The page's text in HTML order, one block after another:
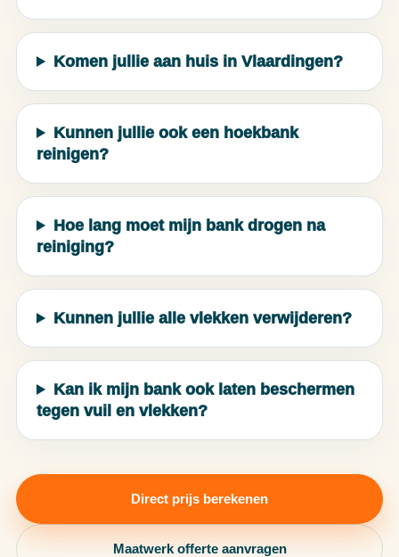
Komen jullie aan huis in Vlaardingen?
Kunnen jullie ook een hoekbank
reinigen?
Hoe lang moet mijn bank drogen na
reiniging?
Kunnen jullie alle vlekken verwijderen?
Kan ik mijn bank ook laten beschermen
tegen vuil en vlekken?
Direct prijs berekenen
Maatwerk offerte aanvragen